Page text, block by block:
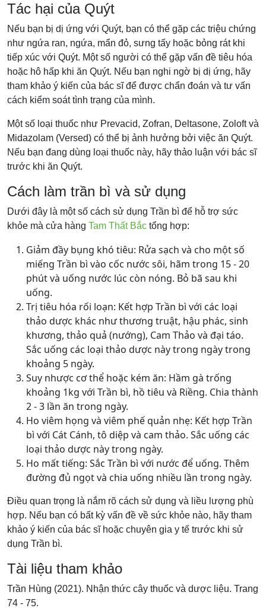
Tác hại của Quýt
Nếu bạn bị dị ứng với Quýt, bạn có thể gặp các triệu chứng
như ngứa ran, ngứa, mẩn đỏ, sưng tấy hoặc bỏng rát khi
tiếp xúc với Quýt. Một số người có thể gặp vấn đề tiêu hóa
hoặc hô hấp khi ăn Quýt. Nếu bạn nghi ngờ bị dị ứng, hãy
tham khảo ý kiến của bác sĩ để được chẩn đoán và tư vấn
cách kiểm soát tình trạng của mình.
Một số loại thuốc như Prevacid, Zofran, Deltasone, Zoloft và
Midazolam (Versed) có thể bị ảnh hưởng bởi việc ăn Quýt.
Nếu bạn đang dùng loại thuốc này, hãy thảo luận với bác sĩ
trước khi ăn Quýt.
Cách làm trần bì và sử dụng
Dưới đây là một số cách sử dụng Trần bì để hỗ trợ sức
khỏe mà cửa hàng Tam Thất Bắc tổng hợp:
Giảm đầy bụng khó tiêu: Rửa sạch và cho một số
miếng Trần bì vào cốc nước sôi, hãm trong 15 - 20
phút và uống nước lúc còn nóng. Bỏ bã sau khi
uống.
Trị tiêu hóa rối loạn: Kết hợp Trần bì với các loại
thảo dược khác như thương truật, hậu phác, sinh
khương, thảo quả (nướng), Cam Thảo và đại táo.
Sắc uống các loại thảo dược này trong ngày trong
khoảng 5 ngày.
Suy nhược cơ thể hoặc kém ăn: Hầm gà trống
khoảng 1kg với Trần bì, hồ tiêu và Riềng. Chia thành
2 - 3 lần ăn trong ngày.
Ho viêm họng và viêm phế quản nhẹ: Kết hợp Trần
bì với Cát Cánh, tô diệp và cam thảo. Sắc uống các
loại thảo dược này trong ngày.
Ho mất tiếng: Sắc Trần bì với nước để uống. Thêm
đường đủ ngọt và chia uống nhiều lần trong ngày.
Điều quan trọng là nắm rõ cách sử dụng và liều lượng phù
hợp. Nếu bạn có bất kỳ vấn đề về sức khỏe nào, hãy tham
khảo ý kiến của bác sĩ hoặc chuyên gia y tế trước khi sử
dụng Trần bì.
Tài liệu tham khảo
Trần Hùng (2021). Nhận thức cây thuốc và dược liệu. Trang
74 - 75.